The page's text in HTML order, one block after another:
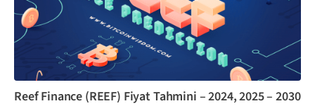
Reef Finance (REEF) Fiyat Tahmini – 2024, 2025 – 2030